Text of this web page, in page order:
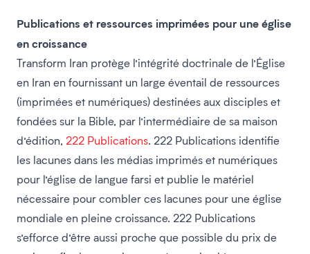
Publications et ressources imprimées pour une église
en croissance
Transform Iran protège l’intégrité doctrinale de l’Église
en Iran en fournissant un large éventail de ressources
(imprimées et numériques) destinées aux disciples et
fondées sur la Bible, par l’intermédiaire de sa maison
d’édition, 222 Publications. 222 Publications identifie
les lacunes dans les médias imprimés et numériques
pour l’église de langue farsi et publie le matériel
nécessaire pour combler ces lacunes pour une église
mondiale en pleine croissance. 222 Publications
s’efforce d’être aussi proche que possible du prix de